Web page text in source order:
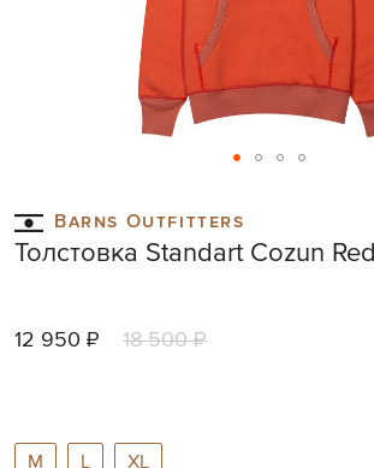
to
the
beginning
images
Barns Outfitters
Толстовка Standart Cozun Red
12 950 ₽ 18 500 ₽
M L XL